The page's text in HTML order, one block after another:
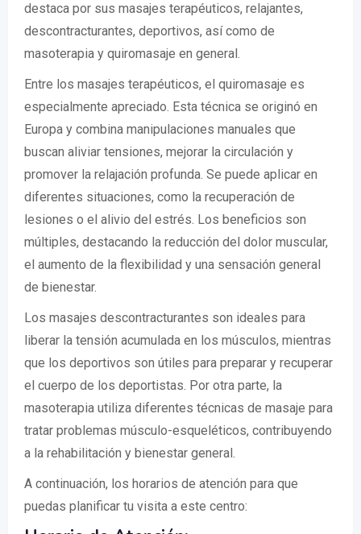
destaca por sus masajes terapéuticos, relajantes,
descontracturantes, deportivos, así como de
masoterapia y quiromasaje en general.
Entre los masajes terapéuticos, el quiromasaje es
especialmente apreciado. Esta técnica se originó en
Europa y combina manipulaciones manuales que
buscan aliviar tensiones, mejorar la circulación y
promover la relajación profunda. Se puede aplicar en
diferentes situaciones, como la recuperación de
lesiones o el alivio del estrés. Los beneficios son
múltiples, destacando la reducción del dolor muscular,
el aumento de la flexibilidad y una sensación general
de bienestar.
Los masajes descontracturantes son ideales para
liberar la tensión acumulada en los músculos, mientras
que los deportivos son útiles para preparar y recuperar
el cuerpo de los deportistas. Por otra parte, la
masoterapia utiliza diferentes técnicas de masaje para
tratar problemas músculo-esqueléticos, contribuyendo
a la rehabilitación y bienestar general.
A continuación, los horarios de atención para que
puedas planificar tu visita a este centro: